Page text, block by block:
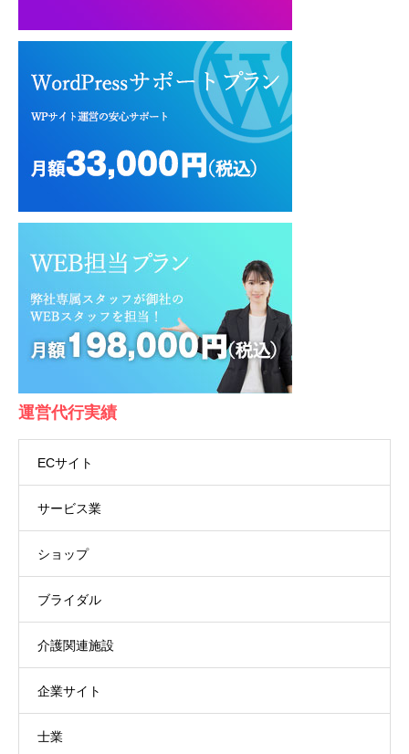
運営代行実績
ECサイト
サービス業
ショップ
ブライダル
介護関連施設
企業サイト
士業